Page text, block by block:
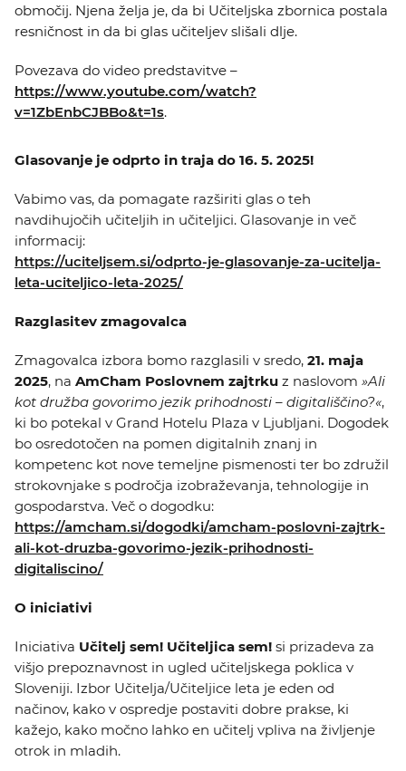
območij. Njena želja je, da bi Učiteljska zbornica postala
resničnost in da bi glas učiteljev slišali dlje.
Povezava do video predstavitve –
https://www.youtube.com/watch?
v=1ZbEnbCJBBo&t=1s.
Glasovanje je odprto in traja do 16. 5. 2025!
Vabimo vas, da pomagate razširiti glas o teh
navdihujočih učiteljih in učiteljici. Glasovanje in več
informacij:
https://uciteljsem.si/odprto-je-glasovanje-za-ucitelja-
leta-uciteljico-leta-2025/
Razglasitev zmagovalca
Zmagovalca izbora bomo razglasili v sredo, 21. maja
2025, na AmCham Poslovnem zajtrku z naslovom »Ali
kot družba govorimo jezik prihodnosti – digitališčino?«,
ki bo potekal v Grand Hotelu Plaza v Ljubljani. Dogodek
bo osredotočen na pomen digitalnih znanj in
kompetenc kot nove temeljne pismenosti ter bo združil
strokovnjake s področja izobraževanja, tehnologije in
gospodarstva. Več o dogodku:
https://amcham.si/dogodki/amcham-poslovni-zajtrk-
ali-kot-druzba-govorimo-jezik-prihodnosti-
digitaliscino/
O iniciativi
Iniciativa Učitelj sem! Učiteljica sem! si prizadeva za
višjo prepoznavnost in ugled učiteljskega poklica v
Sloveniji. Izbor Učitelja/Učiteljice leta je eden od
načinov, kako v ospredje postaviti dobre prakse, ki
kažejo, kako močno lahko en učitelj vpliva na življenje
otrok in mladih.